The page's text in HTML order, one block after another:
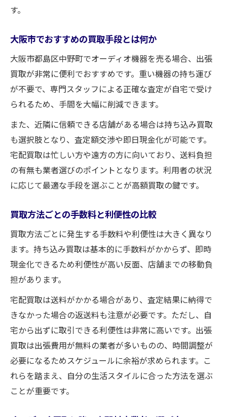
す。
大阪市でおすすめの買取手段とは何か
大阪市都島区中野町でオーディオ機器を売る場合、出張
買取が非常に便利でおすすめです。重い機器の持ち運び
が不要で、専門スタッフによる正確な査定が自宅で受け
られるため、手間を大幅に削減できます。
また、近隣に信頼できる店舗がある場合は持ち込み買取
も選択肢となり、査定額交渉や即日現金化が可能です。
宅配買取は忙しい方や遠方の方に向いており、送料負担
の有無も業者選びのポイントとなります。利用者の状況
に応じて最適な手段を選ぶことが高額買取の鍵です。
買取方法ごとの手数料と利便性の比較
買取方法ごとに発生する手数料や利便性は大きく異なり
ます。持ち込み買取は基本的に手数料がかからず、即時
現金化できるため利便性が高い反面、店舗までの移動負
担があります。
宅配買取は送料がかかる場合があり、査定結果に納得で
きなかった場合の返送料も注意が必要です。ただし、自
宅から出ずに取引できる利便性は非常に高いです。出張
買取は出張費用が無料の業者が多いものの、時間調整が
必要になるためスケジュールに余裕が求められます。こ
れらを踏まえ、自分の生活スタイルに合った方法を選ぶ
ことが重要です。